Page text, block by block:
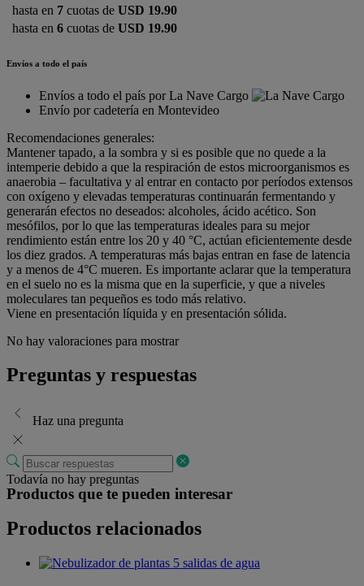
hasta en 7 cuotas de USD 19.90
hasta en 6 cuotas de USD 19.90
Envíos a todo el país
Envíos a todo el país por La Nave Cargo
Envío por cadetería en Montevideo
Recomendaciones generales:
Mantener tapado, a la sombra y si es posible que no quede a la
intemperie debido a que la respiración de estos microorganismos es
anaerobia – facultativa y al entrar en contacto por períodos extensos
con oxígeno y elevadas temperaturas continuarán fermentando y
generarán efectos no deseados: alcoholes, ácido acético. Son
mesófilos, por lo que las temperaturas ideales para su mejor
rendimiento están entre los 20 y 40 °C, actúan eficientemente desde
los diez grados. A temperaturas más bajas entran en fase de latencia
y a menos de 4°C mueren. Es importante aclarar que la temperatura
en el suelo no es la misma que en la superficie, y que a niveles
moleculares tan pequeños es todo más relativo.
Viene en presentación líquida y en presentación sólida.
No hay valoraciones para mostrar
Preguntas y respuestas
Haz una pregunta
Todavía no hay preguntas
Productos que te pueden interesar
Productos relacionados